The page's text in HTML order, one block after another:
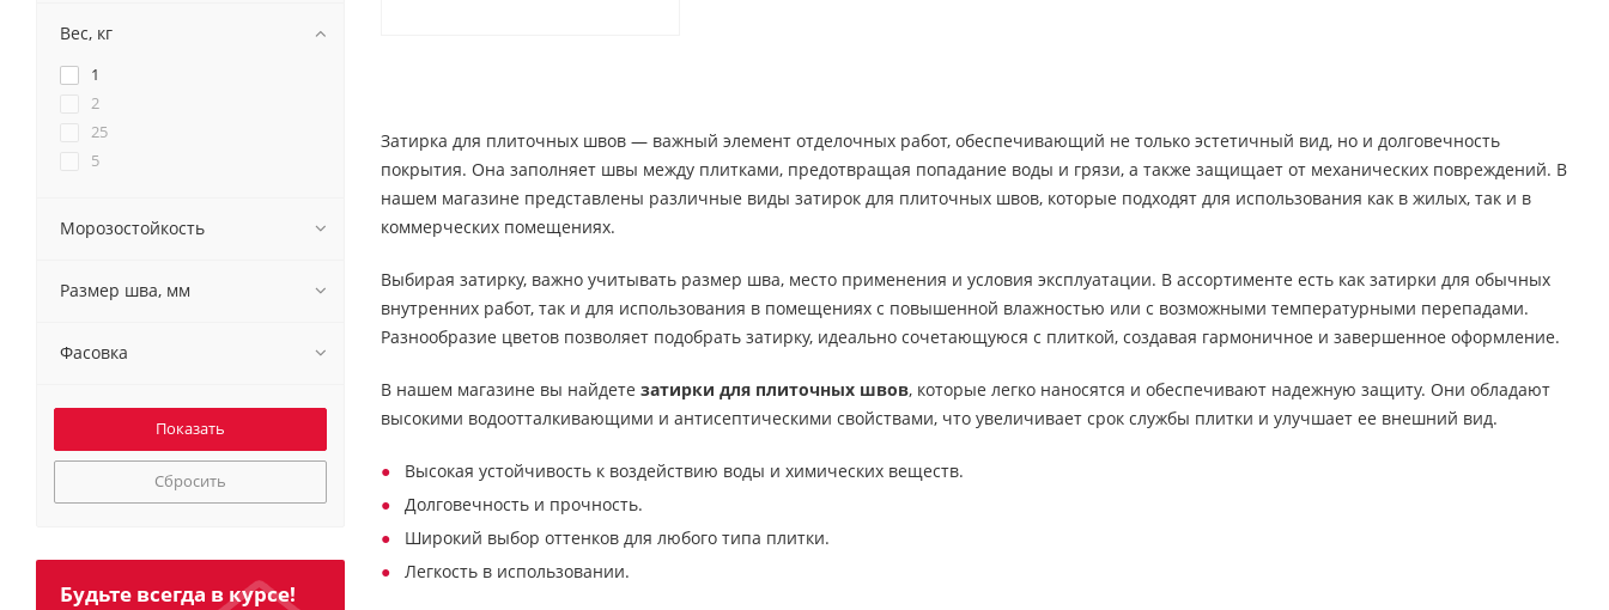
Затирка для плиточных швов — важный элемент отделочных работ, обеспечивающий не только эстетичный вид, но и долговечность
покрытия. Она заполняет швы между плитками, предотвращая попадание воды и грязи, а также защищает от механических повреждений. В
нашем магазине представлены различные виды затирок для плиточных швов, которые подходят для использования как в жилых, так и в
коммерческих помещениях.
Выбирая затирку, важно учитывать размер шва, место применения и условия эксплуатации. В ассортименте есть как затирки для обычных
внутренних работ, так и для использования в помещениях с повышенной влажностью или с возможными температурными перепадами.
Разнообразие цветов позволяет подобрать затирку, идеально сочетающуюся с плиткой, создавая гармоничное и завершенное оформление.
В нашем магазине вы найдете затирки для плиточных швов, которые легко наносятся и обеспечивают надежную защиту. Они обладают
высокими водоотталкивающими и антисептическими свойствами, что увеличивает срок службы плитки и улучшает ее внешний вид.
Высокая устойчивость к воздействию воды и химических веществ.
Долговечность и прочность.
Широкий выбор оттенков для любого типа плитки.
Легкость в использовании.
Вес, кг
1
2
25
5
Морозостойкость
Размер шва, мм
Фасовка
Сбросить
Будьте всегда в курсе!